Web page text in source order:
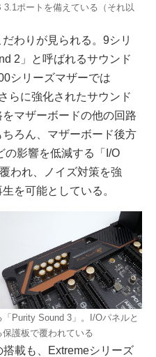
ポートを備えている（それ以
わりが見られる。9シリ
2」と呼ばれるサウンド
シリーズマザーでは
らに強化されたサウンド
マザーボードの他の回路
ろん、マザーボード後方
の影響を低減する「I/O
われ、ノイズ対策を強
を可能としている。
Purity Sound 3」。I/Oパネルと
護板で覆われている
載も、Extremeシリーズ